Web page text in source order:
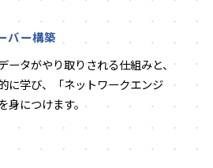
バー構築
ータがやり取りされる仕組みと、
に学び、「ネットワークエンジ
身につけます。